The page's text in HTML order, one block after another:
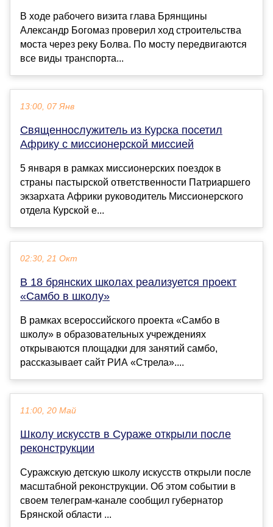
В ходе рабочего визита глава Брянщины
Александр Богомаз проверил ход строительства
моста через реку Болва. По мосту передвигаются
все виды транспорта...
13:00, 07 Янв
Священнослужитель из Курска посетил
Африку с миссионерской миссией
5 января в рамках миссионерских поездок в
страны пастырской ответственности Патриаршего
экзархата Африки руководитель Миссионерского
отдела Курской е...
02:30, 21 Окт
В 18 брянских школах реализуется проект
«Самбо в школу»
В рамках всероссийского проекта «Самбо в
школу» в образовательных учреждениях
открываются площадки для занятий самбо,
рассказывает сайт РИА «Стрела»....
11:00, 20 Май
Школу искусств в Сураже открыли после
реконструкции
Суражскую детскую школу искусств открыли после
масштабной реконструкции. Об этом событии в
своем телеграм-канале сообщил губернатор
Брянской области ...